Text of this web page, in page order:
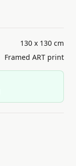
130 x 130 cm
Framed ART print